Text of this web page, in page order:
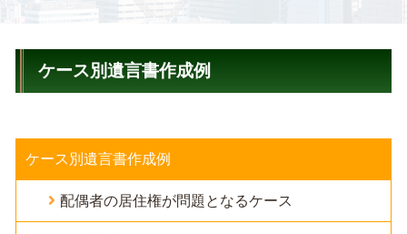
ケース別遺言書作成例
ケース別遺言書作成例
配偶者の居住権が問題となるケース